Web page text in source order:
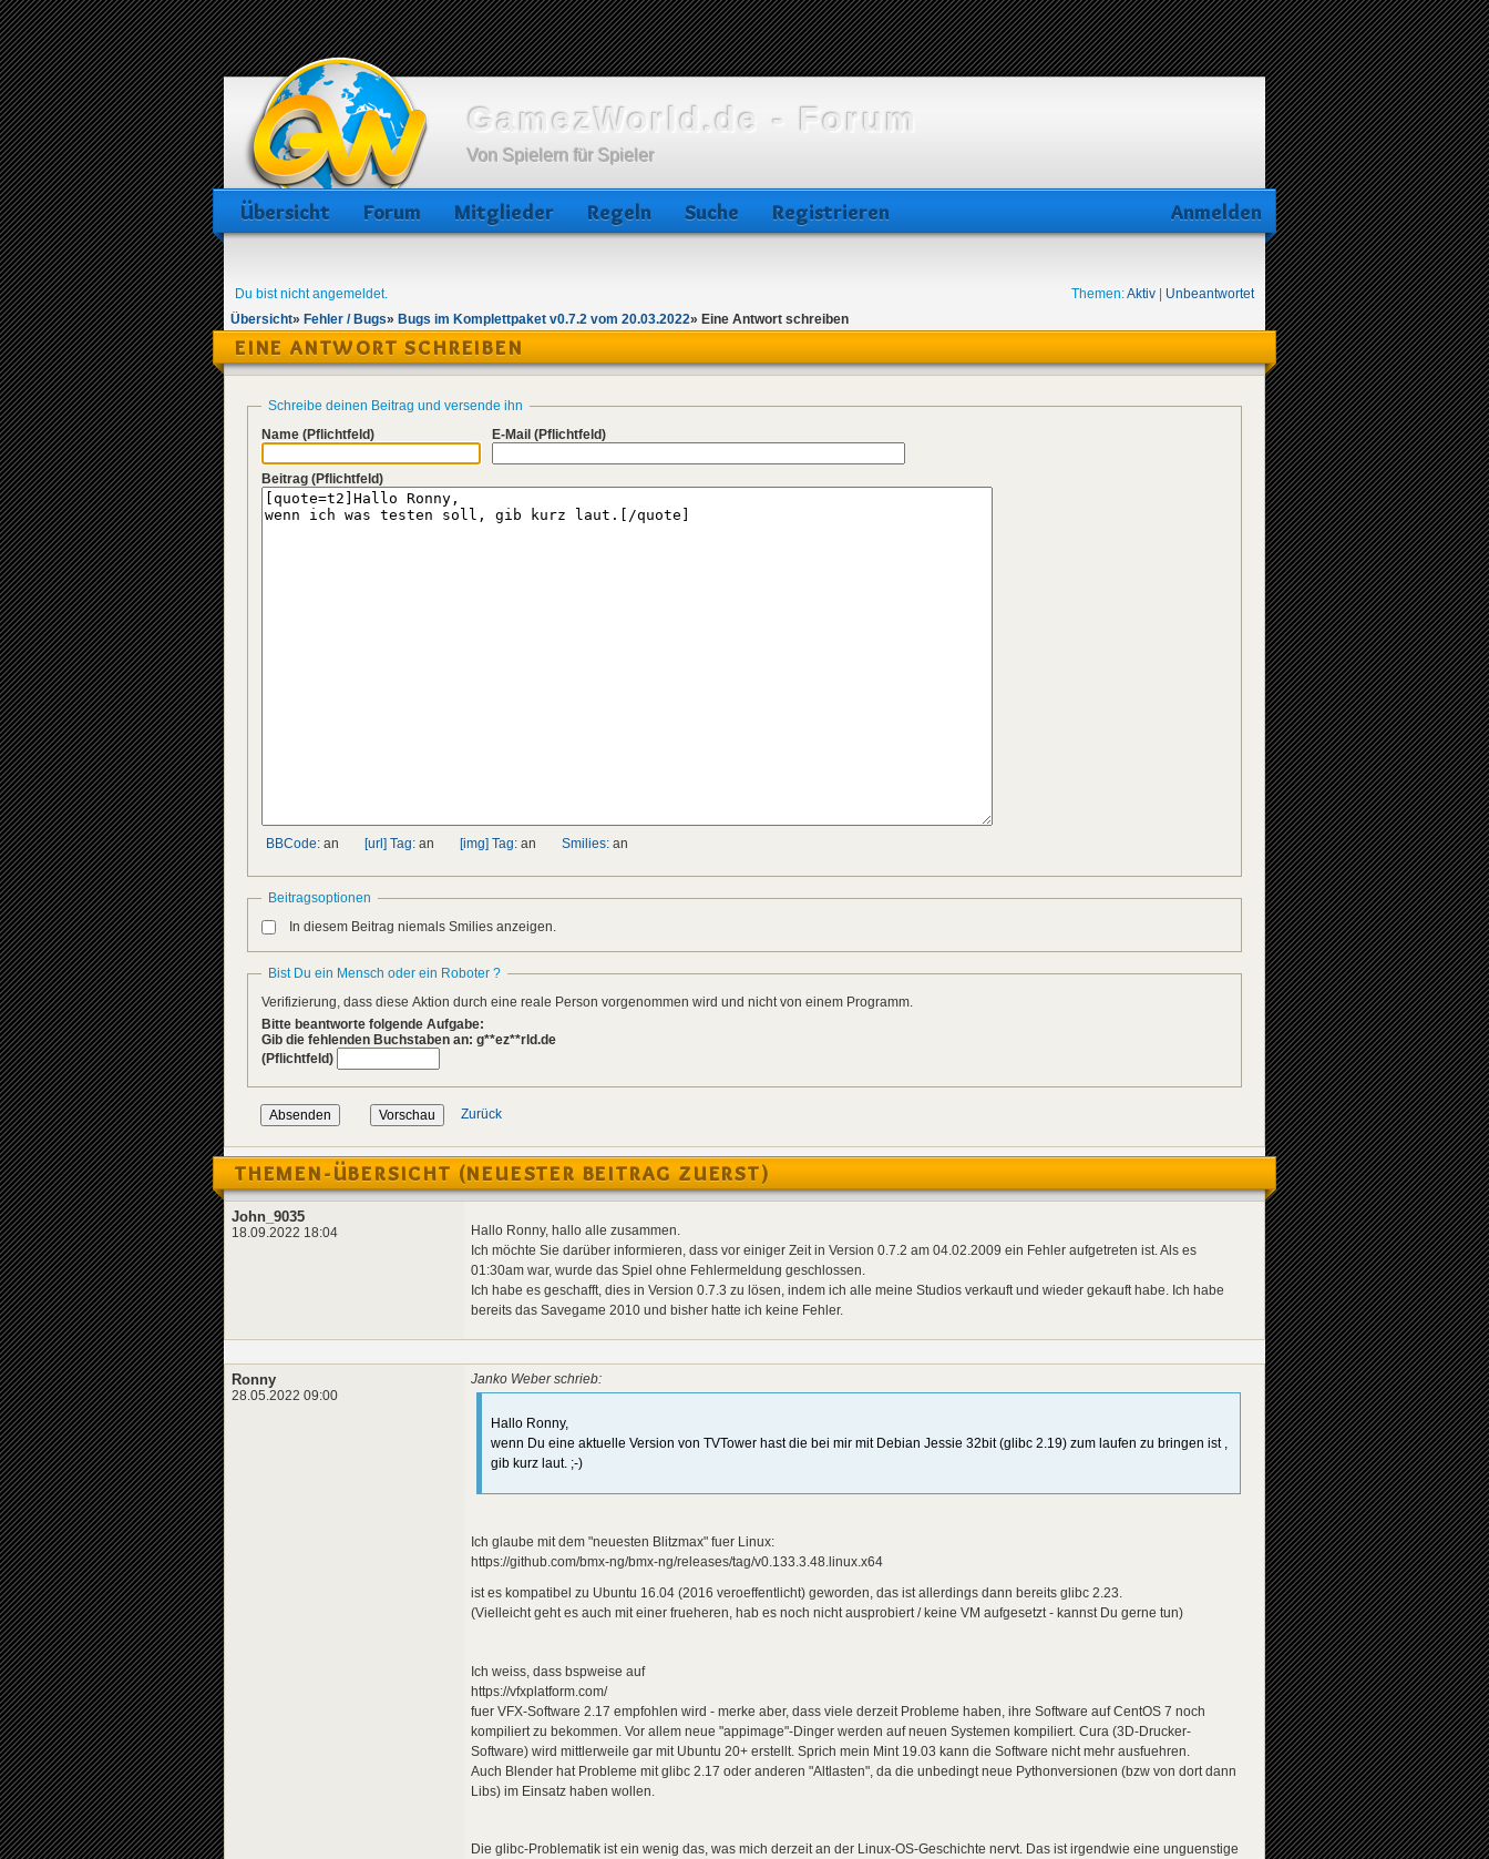
GamezWorld.de - Forum
Von Spielern für Spieler
Übersicht Forum Mitglieder Regeln Suche Registrieren Anmelden
Du bist nicht angemeldet. Themen:Aktiv
Unbeantwortet
Übersicht» Fehler / Bugs» Bugs im Komplettpaket v0.7.2 vom 20.03.2022» Eine Antwort schreiben
EINE ANTWORT SCHREIBEN
Schreibe deinen Beitrag und versende ihn
Name (Pflichtfeld) E-Mail (Pflichtfeld)
Beitrag (Pflichtfeld)
BBCode: an [url] Tag: an [img] Tag: an Smilies: an
Beitragsoptionen
In diesem Beitrag niemals Smilies anzeigen.
Bist Du ein Mensch oder ein Roboter ?
Verifizierung, dass diese Aktion durch eine reale Person vorgenommen wird und nicht von einem Programm.
Bitte beantworte folgende Aufgabe:
Gib die fehlenden Buchstaben an: g**ez**rld.de
(Pflichtfeld)
Zurück
THEMEN-ÜBERSICHT (NEUESTER BEITRAG ZUERST)
John_9035
18.09.2022 18:04
Hallo Ronny, hallo alle zusammen.
Ich möchte Sie darüber informieren, dass vor einiger Zeit in Version 0.7.2 am 04.02.2009 ein Fehler aufgetreten ist. Als es
01:30am war, wurde das Spiel ohne Fehlermeldung geschlossen.
Ich habe es geschafft, dies in Version 0.7.3 zu lösen, indem ich alle meine Studios verkauft und wieder gekauft habe. Ich habe
bereits das Savegame 2010 und bisher hatte ich keine Fehler.
Ronny
28.05.2022 09:00
Janko Weber schrieb:
Hallo Ronny,
wenn Du eine aktuelle Version von TVTower hast die bei mir mit Debian Jessie 32bit (glibc 2.19) zum laufen zu bringen ist ,
gib kurz laut. ;-)
Ich glaube mit dem "neuesten Blitzmax" fuer Linux:
https://github.com/bmx-ng/bmx-ng/releases/tag/v0.133.3.48.linux.x64
ist es kompatibel zu Ubuntu 16.04 (2016 veroeffentlicht) geworden, das ist allerdings dann bereits glibc 2.23.
(Vielleicht geht es auch mit einer frueheren, hab es noch nicht ausprobiert / keine VM aufgesetzt - kannst Du gerne tun)
Ich weiss, dass bspweise auf
https://vfxplatform.com/
fuer VFX-Software 2.17 empfohlen wird - merke aber, dass viele derzeit Probleme haben, ihre Software auf CentOS 7 noch
kompiliert zu bekommen. Vor allem neue "appimage"-Dinger werden auf neuen Systemen kompiliert. Cura (3D-Drucker-
Software) wird mittlerweile gar mit Ubuntu 20+ erstellt. Sprich mein Mint 19.03 kann die Software nicht mehr ausfuehren.
Auch Blender hat Probleme mit glibc 2.17 oder anderen "Altlasten", da die unbedingt neue Pythonversionen (bzw von dort dann
Libs) im Einsatz haben wollen.
Die glibc-Problematik ist ein wenig das, was mich derzeit an der Linux-OS-Geschichte nervt. Das ist irgendwie eine unguenstige